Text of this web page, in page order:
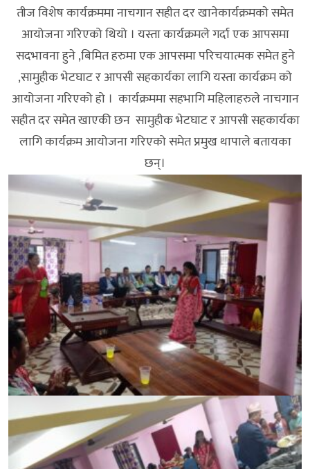
तीज विशेष कार्यक्रममा नाचगान सहीत दर खानेकार्यक्रमकाे समेत
आयोजना गरिएको थियो । यस्ता कार्यक्रमले गर्दा एक आपसमा
सदभावना हुने ,बिमित हरुमा एक आपसमा परिचयात्मक समेत हुने
,सामुहीक भेटघाट र आपसी सहकार्यका लागि यस्ता कार्यक्रम काे
आयोजना गरिएको हो । कार्यक्रममा सहभागि महिलाहरुले नाचगान
सहीत दर समेत खाएकी छन सामुहीक भेटघाट र आपसी सहकार्यका
लागि कार्यक्रम आयोजना गरिएको समेत प्रमुख थापाले बतायका
छन्।